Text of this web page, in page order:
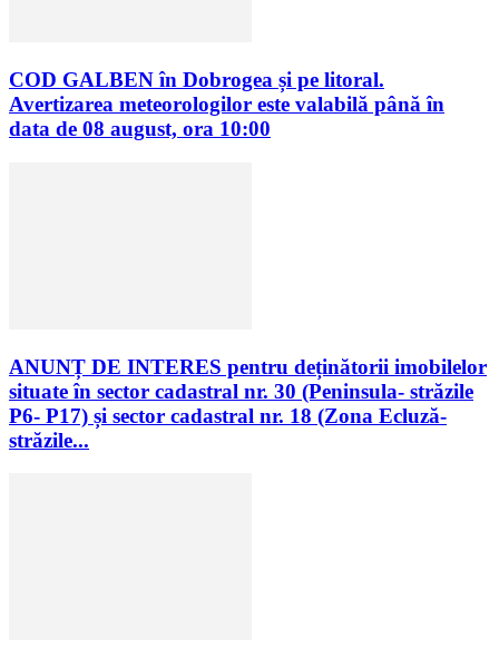
COD GALBEN în Dobrogea și pe litoral.
Avertizarea meteorologilor este valabilă până în
data de 08 august, ora 10:00
ANUNȚ DE INTERES pentru deținătorii imobilelor
situate în sector cadastral nr. 30 (Peninsula- străzile
P6- P17) și sector cadastral nr. 18 (Zona Ecluză-
străzile...